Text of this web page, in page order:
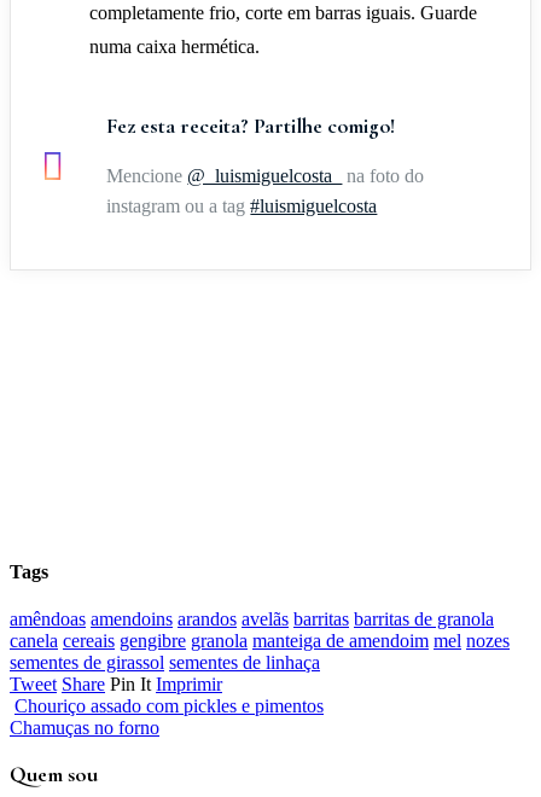
completamente frio, corte em barras iguais. Guarde
numa caixa hermética.
Fez esta receita? Partilhe comigo!
Mencione @_luismiguelcosta_
na foto do
instagram ou a tag#luismiguelcosta
Tags
amêndoas amendoins arandos avelãs barritas barritas de granola
canela cereais gengibre granola manteiga de amendoim mel nozes
sementes de girassol sementes de linhaça
Tweet Share Pin It Imprimir
Chouriço assado com pickles e pimentos
Chamuças no forno
Quem sou